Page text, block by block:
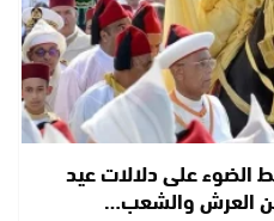
الضوء على دلالات عيد
العرش والشعب…